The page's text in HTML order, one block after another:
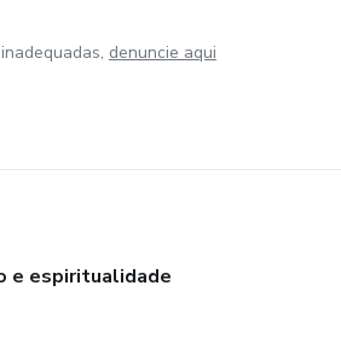
denuncie aqui
e espiritualidade